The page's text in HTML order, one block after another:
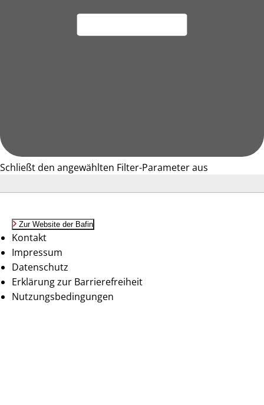
Schließt den angewählten Filter-Parameter aus
Zur Website der Bafin
Kontakt
Impressum
Datenschutz
Erklärung zur Barrierefreiheit
Nutzungsbedingungen